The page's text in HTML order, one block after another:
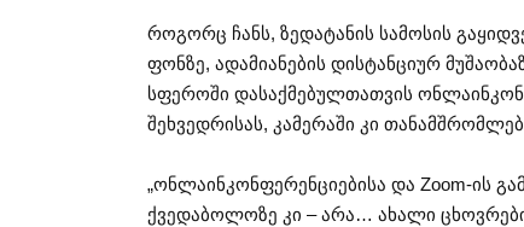
როგორც ჩანს, ზედატანის სამოსის
ფონზე, ადამიანების დისტანციურ
სფეროში დასაქმებულთათვის
შეხვედრისას, კამერაში კი
„ონლაინკონფერენციებისა და Zoom-ის
ქვედაბოლოზე კი – არა… ახალი